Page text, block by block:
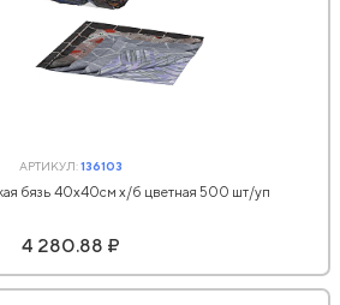
АРТИКУЛ:136103
бязь 40х40см х/б цветная 500 шт/уп
4 280.88 ₽